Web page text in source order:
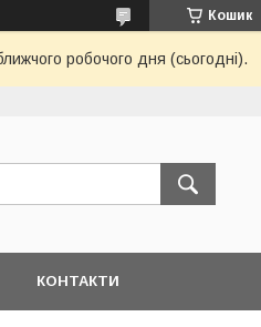
Кошик
робочого дня (сьогодні).
КОНТАКТИ